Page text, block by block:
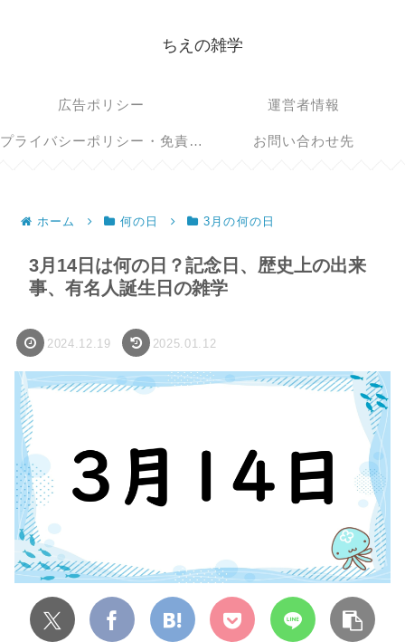
ちえの雑学
広告ポリシー 運営者情報
プライバシーポリシー・免責事項 お問い合わせ先
ホーム 何の日 3月の何の日
3月14日は何の日？記念日、歴史上の出来
事、有名人誕生日の雑学
2024.12.19 2025.01.12